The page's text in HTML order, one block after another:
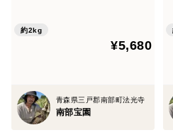
取り入れていただける品質を
培・有機栽培を目指しています
産地の特徴
青森県南部町は、昼夜の寒暖
土壌に恵まれた地域です。
食味品種。ほっくりとした大
粒食感をご堪能ください。
約2kg
¥5,680
青森県三戸郡南部町法光寺
南部宝園